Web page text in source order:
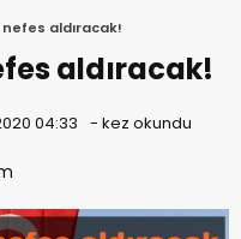
nefes aldıracak!
aldıracak!
04:33 - kez okundu